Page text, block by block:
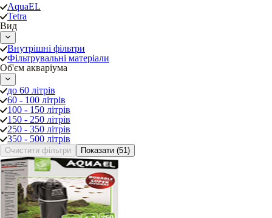
AquaEL
Tetra
Вид
Внутрішні фільтри
Фільтрувальні матеріали
Об'єм акваріума
до 60 літрів
60 - 100 літрів
100 - 150 літрів
150 - 250 літрів
250 - 350 літрів
350 - 500 літрів
Очистити фільтри Показати (51)